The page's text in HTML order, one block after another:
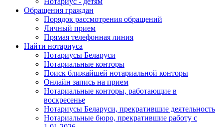
Обращения граждан
Порядок рассмотрения обращений
Личный прием
Прямая телефонная линия
Найти нотариуса
Нотариусы Беларуси
Нотариальные конторы
Поиск ближайшей нотариальной конторы
Онлайн запись на прием
Нотариальные конторы, работающие в
воскресенье
Нотариусы Беларуси, прекратившие деятельность
Нотариальные бюро, прекратившие работу с